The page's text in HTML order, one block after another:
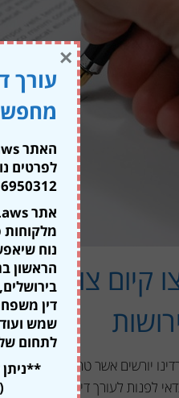
צוואה
יורשים אשר טרם פניה
לפנות לעורך דין אשר מתמחה
עורך
מחפש
האתר Family Laws מוצע להשכרה,
לפרטים
6950312
מלקוחות
נוח
הראשון
דין
שמש ועוד
לתחום
×